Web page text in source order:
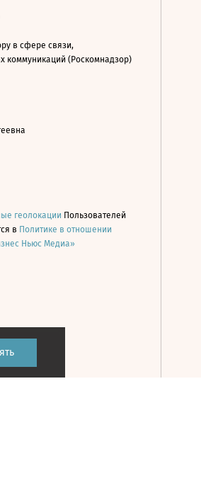
в сфере связи,
коммуникаций (Роскомнадзор)
геолокации Пользователей
в Политике в отношении
Ньюс Медиа»